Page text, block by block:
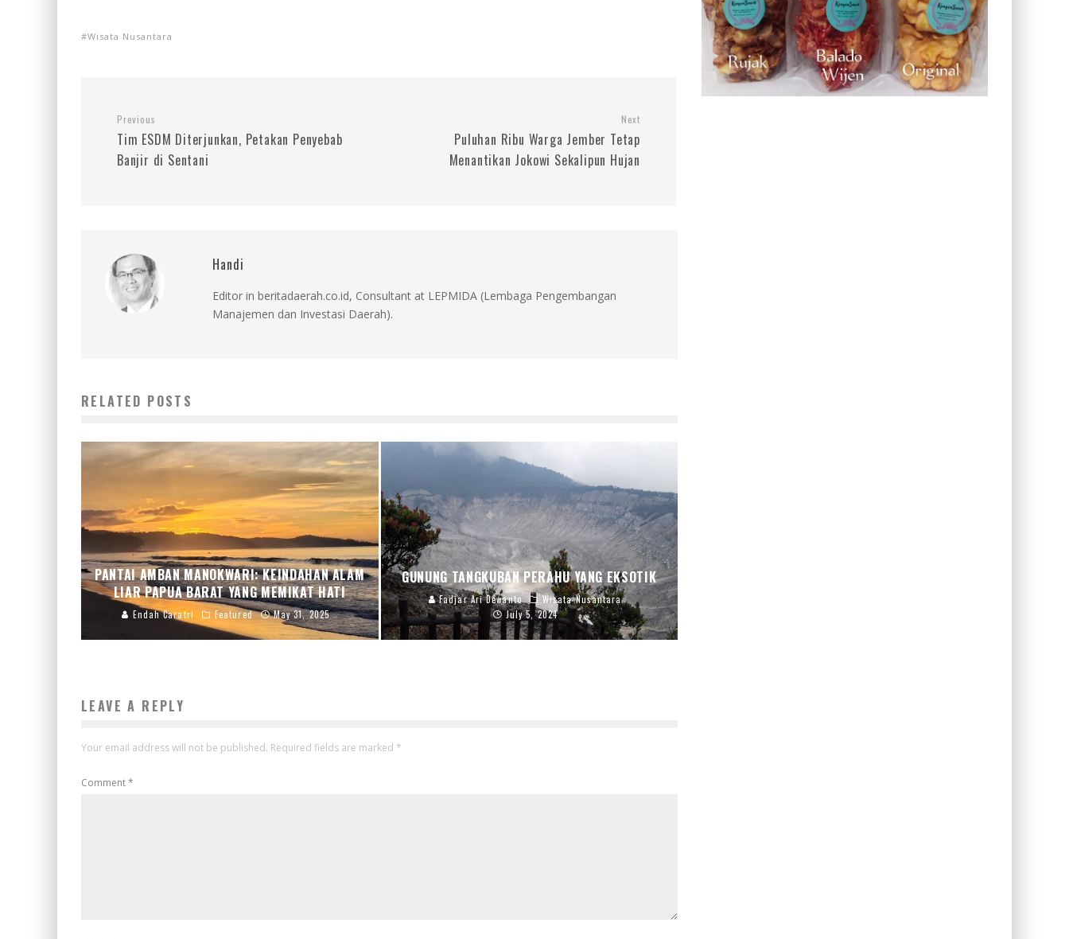
Wisata Nusantara
Previous
Tim ESDM Diterjunkan, Petakan Penyebab
Banjir di Sentani
Next
Puluhan Ribu Warga Jember Tetap
Menantikan Jokowi Sekalipun Hujan
Handi
Editor in beritadaerah.co.id, Consultant at LEPMIDA (Lembaga Pengembangan
Manajemen dan Investasi Daerah).
RELATED POSTS
PANTAI AMBAN MANOKWARI: KEINDAHAN ALAM
LIAR PAPUA BARAT YANG MEMIKAT HATI
Endah Caratri Featured May 31, 2025
GUNUNG TANGKUBAN PERAHU YANG EKSOTIK
Fadjar Ari Dewanto
Wisata Nusantara
July 5, 2024
LEAVE A REPLY
Your email address will not be published. Required fields are marked *
Comment*